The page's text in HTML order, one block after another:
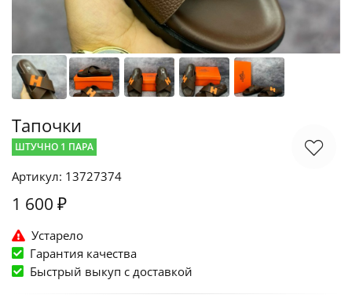
Тапочки
ШТУЧНО 1 ПАРА
Артикул: 13727374
1 600 ₽
Устарело
Гарантия качества
Быстрый выкуп c доставкой